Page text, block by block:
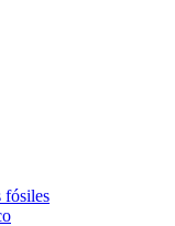
fósiles